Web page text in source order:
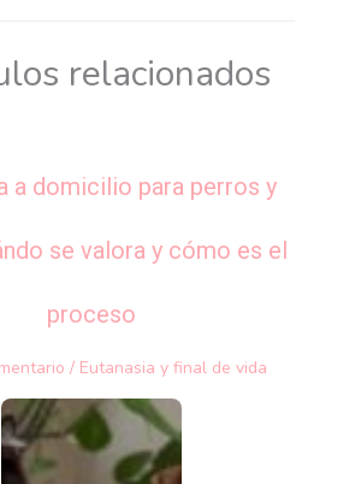
relacionados
a domicilio para perros y
se valora y cómo es el
proceso
/ Eutanasia y final de vida